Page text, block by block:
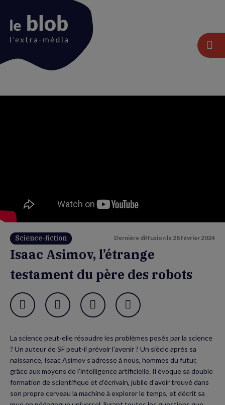
Science-fiction Dernière diffusion le 28 février 2024
Isaac Asimov, l’étrange
testament du père des robots
Garder en favori
Partager
Facebook
(nouvelle
fenêtre)
Partager
Twitter
(nouvelle
fenêtre)
Flux
La science peut-elle résoudre les problèmes posés par la science
? Un auteur de SF peut-il prévoir l’avenir ? Un siècle après sa
naissance, Isaac Asimov s’adresse à nous, hommes du futur,
grâce aux moyens de l’intelligence artificielle. Il évoque sa double
formation de scientifique et d’écrivain, jubile d'avoir trouvé dans
son propre cerveau la machine à explorer le temps, et décrit sa